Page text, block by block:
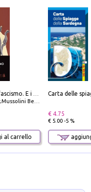
Benito
al carrello
€ 4.75
€ 5.00 -5 %